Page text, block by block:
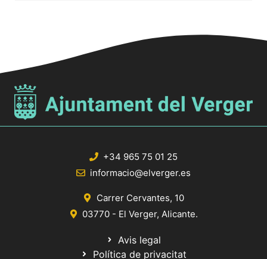
+34 965 75 01 25
informacio@elverger.es
Carrer Cervantes, 10
03770 - El Verger, Alicante.
Avis legal
Política de privacitat